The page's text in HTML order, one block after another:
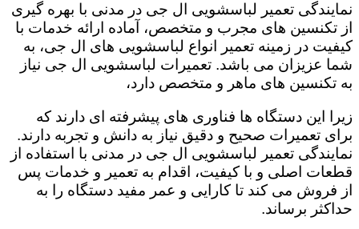
نمایندگی تعمیر لباسشویی ال جی در مدنی با بهره گیری
از تکنسین های مجرب و متخصص، آماده ارائه خدمات با
کیفیت در زمینه تعمیر انواع لباسشویی های ال جی، به
شما عزیزان می باشد. تعمیرات لباسشویی ال جی نیاز
به تکنسین های ماهر و متخصص دارد،
زیرا این دستگاه ها فناوری های پیشرفته ای دارند که
برای تعمیرات صحیح و دقیق نیاز به دانش و تجربه دارند.
نمایندگی تعمیر لباسشویی ال جی در مدنی با استفاده از
قطعات اصلی و با کیفیت، اقدام به تعمیر و خدمات پس
از فروش می کند تا کارایی و عمر مفید دستگاه را به
حداکثر برساند.